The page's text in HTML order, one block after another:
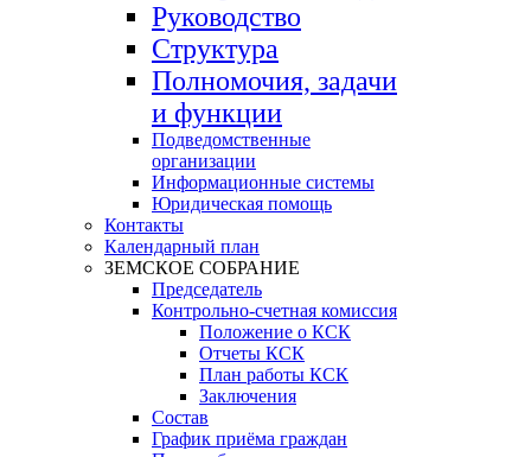
Руководство
Структура
Полномочия, задачи
и функции
Подведомственные
организации
Информационные системы
Юридическая помощь
Контакты
Календарный план
ЗЕМСКОЕ СОБРАНИЕ
Председатель
Контрольно-счетная комиссия
Положение о КСК
Отчеты КСК
План работы КСК
Заключения
Состав
График приёма граждан